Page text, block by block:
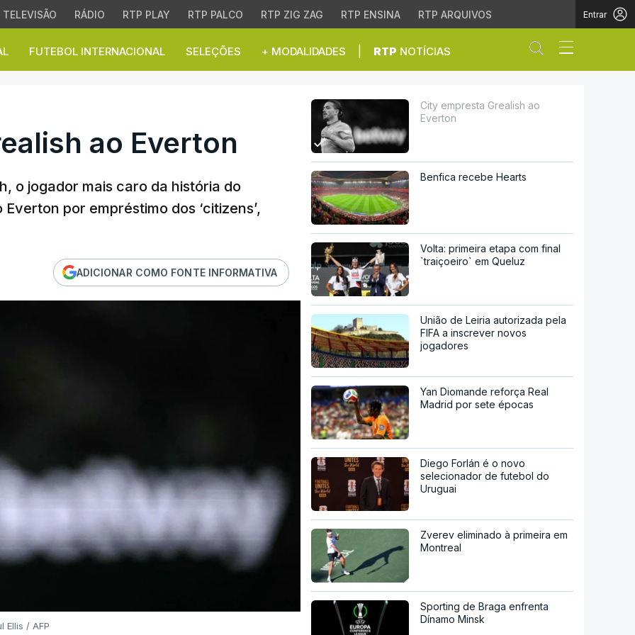
TELEVISÃO RÁDIO RTP PLAY RTP PALCO RTP ZIG ZAG RTP ENSINA RTP ARQUIVOS Entrar
FUTEBOL INTERNACIONAL SELEÇÕES + MODALIDADES RTP NOTÍCIAS Abrir campo
ao Everton
o jogador mais caro da história do
por empréstimo dos ‘citizens’,
ADICIONAR COMO FONTE INFORMATIVA
Ellis / AFP
City empresta Grealish ao
Everton
Benfica recebe Hearts
Volta: primeira etapa com final
`traiçoeiro` em Queluz
União de Leiria autorizada pela
FIFA a inscrever novos
jogadores
Yan Diomande reforça Real
Madrid por sete épocas
Diego Forlán é o novo
selecionador de futebol do
Uruguai
Zverev eliminado à primeira em
Montreal
Sporting de Braga enfrenta
Dínamo Minsk